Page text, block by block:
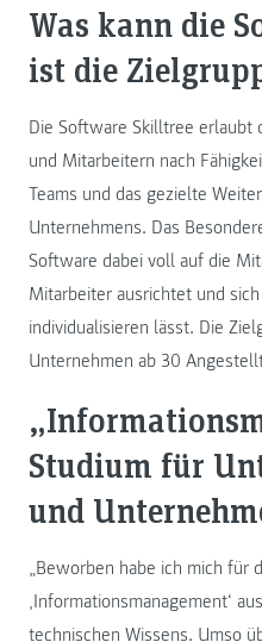
Was kann die
ist die
Die Software Skilltree erlaubt
und Mitarbeitern nach
Teams und das gezielte
Unternehmens. Das
Software dabei voll auf die
Mitarbeiter ausrichtet und
individualisieren lässt. Die
Unternehmen ab 30
Studium für
und
„Beworben habe ich mich für
‚Informationsmanagement‘
technischen Wissens. Umso